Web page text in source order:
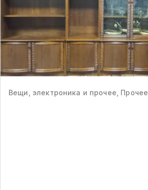
Вещи, электроника и прочее, Прочее